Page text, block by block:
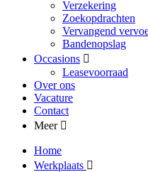
Verzekering
Zoekopdrachten
Vervangend
Bandenopslag
Occasions
Leasevoorraad
Over ons
Vacature
Contact
Meer
Home
Werkplaats